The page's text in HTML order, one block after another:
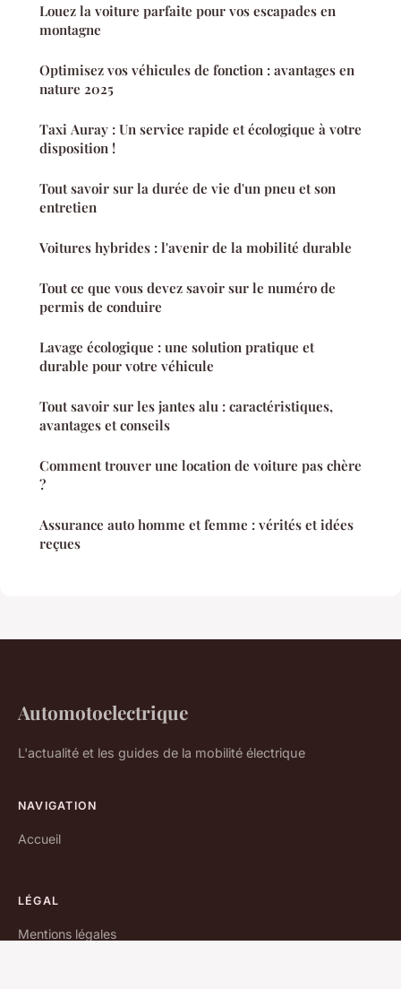
Louez la voiture parfaite pour vos escapades en
montagne
Optimisez vos véhicules de fonction : avantages en
nature 2025
Taxi Auray : Un service rapide et écologique à votre
disposition !
Tout savoir sur la durée de vie d'un pneu et son
entretien
Voitures hybrides : l'avenir de la mobilité durable
Tout ce que vous devez savoir sur le numéro de
permis de conduire
Lavage écologique : une solution pratique et
durable pour votre véhicule
Tout savoir sur les jantes alu : caractéristiques,
avantages et conseils
Comment trouver une location de voiture pas chère
?
Assurance auto homme et femme : vérités et idées
reçues
Automotoelectrique
L'actualité et les guides de la mobilité électrique
NAVIGATION
Accueil
LÉGAL
Mentions légales